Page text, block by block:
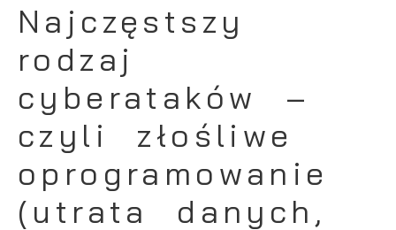
Najczęstszy
rodzaj
cyberataków –
czyli złośliwe
oprogramowanie
(utrata danych,